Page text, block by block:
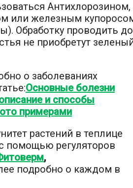
Антихлорозином,
или железным
Обработку проводить до
не приобретут
о заболеваниях
Основные болезни
и способы
примерами
растений в теплице
помощью регуляторов
,
подробно о каждом в